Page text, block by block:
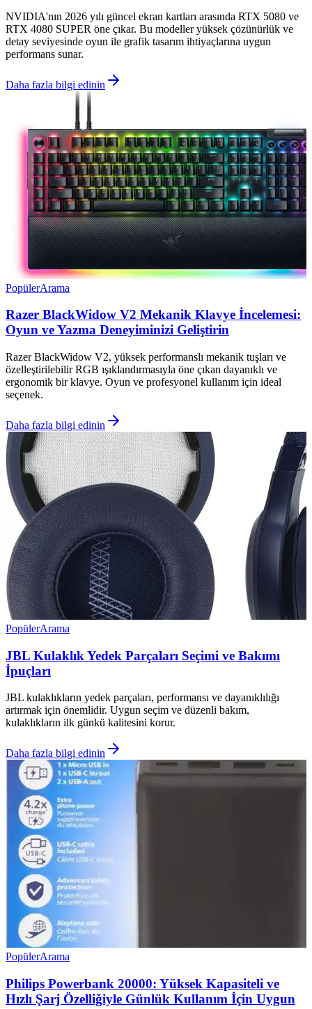
NVIDIA'nın 2026 yılı güncel ekran kartları arasında RTX 5080 ve
RTX 4080 SUPER öne çıkar. Bu modeller yüksek çözünürlük ve
detay seviyesinde oyun ile grafik tasarım ihtiyaçlarına uygun
performans sunar.
Daha fazla bilgi edinin
PopülerArama
Razer BlackWidow V2 Mekanik Klavye İncelemesi:
Oyun ve Yazma Deneyiminizi Geliştirin
Razer BlackWidow V2, yüksek performanslı mekanik tuşları ve
özelleştirilebilir RGB ışıklandırmasıyla öne çıkan dayanıklı ve
ergonomik bir klavye. Oyun ve profesyonel kullanım için ideal
seçenek.
Daha fazla bilgi edinin
PopülerArama
JBL Kulaklık Yedek Parçaları Seçimi ve Bakımı
İpuçları
JBL kulaklıkların yedek parçaları, performansı ve dayanıklılığı
artırmak için önemlidir. Uygun seçim ve düzenli bakım,
kulaklıkların ilk günkü kalitesini korur.
Daha fazla bilgi edinin
PopülerArama
Philips Powerbank 20000: Yüksek Kapasiteli ve
Hızlı Şarj Özelliğiyle Günlük Kullanım İçin Uygun